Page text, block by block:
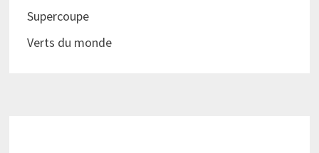
Supercoupe
Verts du monde